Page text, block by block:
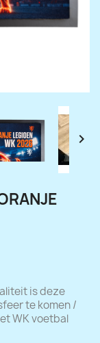

is deze
te komen /
WK voetbal